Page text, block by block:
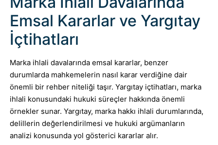
Emsal Kararlar ve Yargıtay
İçtihatları
Marka ihlali davalarında emsal kararlar, benzer
durumlarda mahkemelerin nasıl karar verdiğine dair
önemli bir rehber niteliği taşır. Yargıtay içtihatları, marka
ihlali konusundaki hukuki süreçler hakkında önemli
örnekler sunar. Yargıtay, marka hakkı ihlali durumlarında,
delillerin değerlendirilmesi ve hukuki argümanların
analizi konusunda yol gösterici kararlar alır.